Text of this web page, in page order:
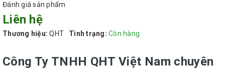
Đánh giá sản phẩm
Liên hệ
Thương hiệu: QHT Tình trạng: Còn hàng
Công Ty TNHH QHT Việt Nam chuyên